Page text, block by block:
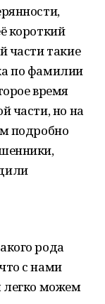
короткий
части такие
по фамилии
время
части, но на
подробно
рода
с нами
легко можем